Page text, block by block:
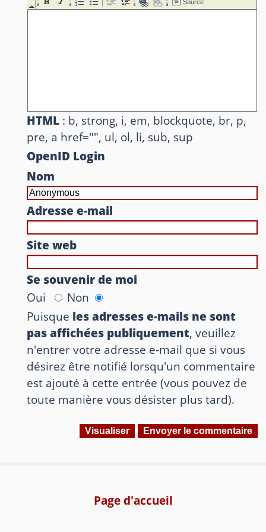
HTML : b, strong, i, em, blockquote, br, p,
pre, a href="", ul, ol, li, sub, sup
OpenID Login
Nom
Adresse e-mail
Site web
Se souvenir de moi
Oui
Non
Puisque les adresses e-mails ne sont
pas affichées publiquement, veuillez
n'entrer votre adresse e-mail que si vous
désirez être notifié lorsqu'un commentaire
est ajouté à cette entrée (vous pouvez de
toute manière vous désister plus tard).
Page d'accueil